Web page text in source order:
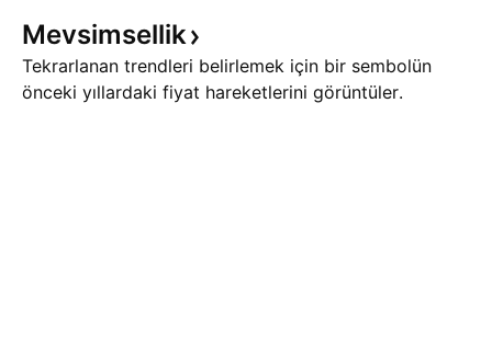
Mevsimsellik
Tekrarlanan trendleri belirlemek için bir sembolün
önceki yıllardaki fiyat hareketlerini görüntüler.